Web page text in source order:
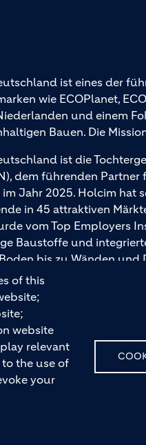
of this
website
relevant
to the use of
your
ist eines der
wie ECOPlanet,
und einem
Bauen. Die
ist die
dem führenden
Jahr 2025. Holcim hat
in 45 attraktiven
vom Top Employers
Baustoffe und
bis zu Wänden und